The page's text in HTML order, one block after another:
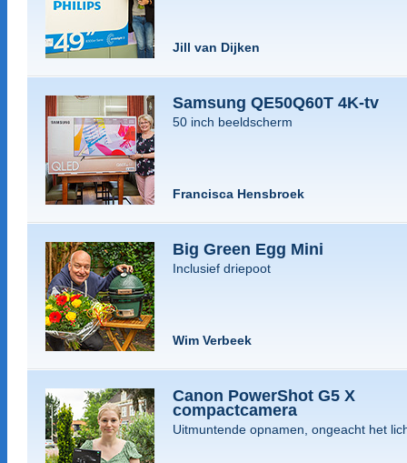
Jill van Dijken
Samsung QE50Q60T 4K-tv
50 inch beeldscherm
Francisca Hensbroek
Big Green Egg Mini
Inclusief driepoot
Wim Verbeek
Canon PowerShot G5 X
compactcamera
Uitmuntende opnamen, ongeacht het